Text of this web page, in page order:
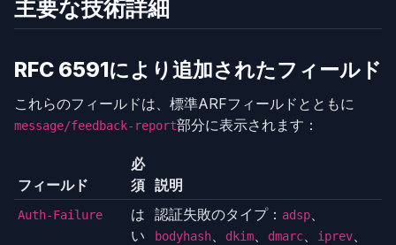
主要な技術詳細
RFC 6591により追加されたフィールド
これらのフィールドは、標準ARFフィールドとともに
message/feedback-report部分に表示されます：
フィールド
必
須 説明
Auth-Failure
は
い
認証失敗のタイプ： adsp
bodyhash dkim dmarc iprev